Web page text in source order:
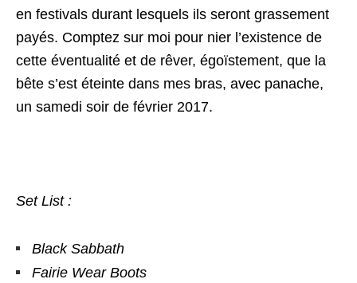
en festivals durant lesquels ils seront grassement
payés. Comptez sur moi pour nier l’existence de
cette éventualité et de rêver, égoïstement, que la
bête s’est éteinte dans mes bras, avec panache,
un samedi soir de février 2017.
Set List :
Black Sabbath
Fairie Wear Boots